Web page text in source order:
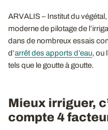
ARVALIS – Institut du
moderne de pilotage de
dans de nombreux essais
d’arrêt des apports d’eau, ou
tels que le goutte à goutte.
Mieux irriguer,
compte 4